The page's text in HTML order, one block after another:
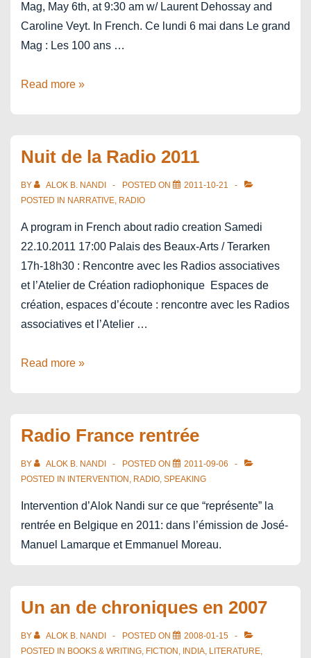
Mag, May 6th, at 9:30 am w/ Laurent Dehossay and
Caroline Veyt. In French. Ce lundi 6 mai dans Le grand
Mag : Les 100 ans …
Bollywood
Indian
Cinema
–
Read more »
Nuit de la Radio 2011
BY ALOK B. NANDI POSTED ON
2011-10-21
POSTED IN NARRATIVE, RADIO
A program in French about radio creation Samedi
22.10.2011 17:00 Palais des Beaux-Arts / Terarken
17h-18h30 : Rencontre avec les Radios associatives
et l’Atelier de Création radiophonique Espaces de
création, espaces d’écoute : rencontre avec les Radios
associatives et l’Atelier …
Nuit
2011
Read more »
Radio France rentrée
BY ALOK B. NANDI POSTED ON
2011-09-06
POSTED IN
INTERVENTION , RADIO, SPEAKING
Intervention d’Alok Nandi sur ce que “représente” la
rentrée en Belgique en 2011: dans l’émission de José-
Manuel Lamarque et Emmanuel Moreau.
Un an de chroniques en 2007
BY ALOK B. NANDI POSTED ON
2008-01-15
POSTED IN BOOKS & WRITING, FICTION , INDIA, LITERATURE,